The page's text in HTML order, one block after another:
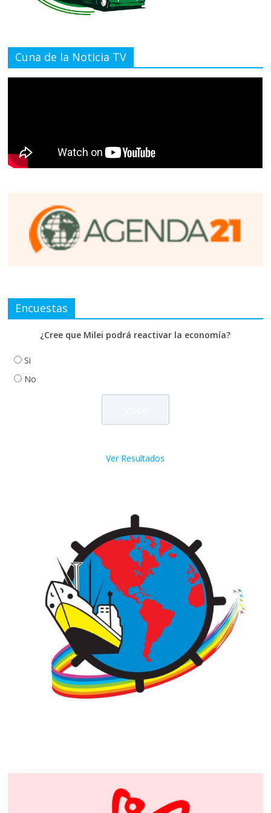
Cuna de la Noticia TV
Encuestas
¿Cree que Milei podrá reactivar la economía?
Si
No
Ver Resultados